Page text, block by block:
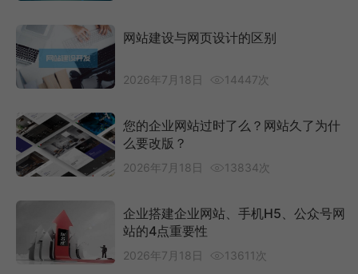
网站建设与网页设计的区别
2026年7月18日 14447次
您的企业网站过时了么？网站久了为什
么要改版？
2026年7月18日 13834次
企业搭建企业网站、手机H5、公众号网
站的4点重要性
2026年7月18日 13611次